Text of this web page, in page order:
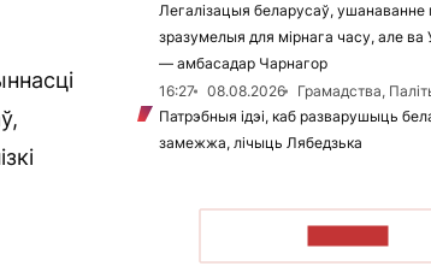
Легалізацыя беларусаў, ушанаванне
зразумелыя для мірнага часу, але ва
— амбасадар Чарнагор
16:27
08.08.2026
Грамадства,
Патрэбныя ідэі, каб разварушыць
замежжа, лічыць Лябедзька